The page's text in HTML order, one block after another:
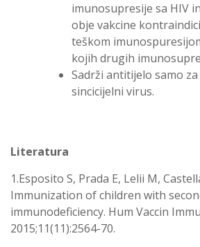
imunosupresije sa HIV
obje vakcine
teškom
kojih drugih
Sadrži antitijelo samo
sincicijelni virus.
Literatura
1.Esposito S, Prada E, Lelii M,
Immunization of children with
immunodeficiency. Hum Vaccin
2015;11(11):2564-70.